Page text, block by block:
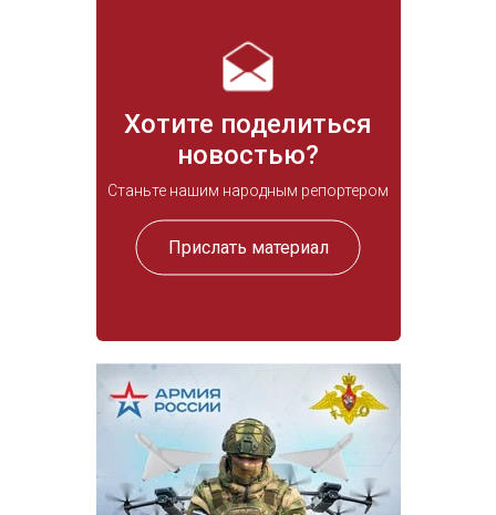
Хотите поделиться
новостью?
Станьте нашим народным репортером
Прислать материал